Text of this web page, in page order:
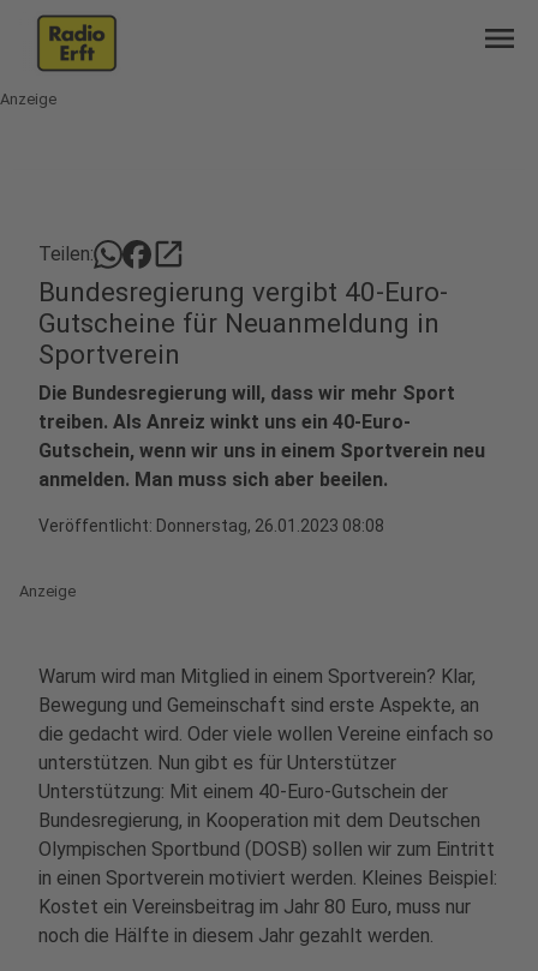
menu
Anzeige
Teilen: open_in_new
Bundesregierung vergibt 40-Euro-
Gutscheine für Neuanmeldung in
Sportverein
Die Bundesregierung will, dass wir mehr Sport
treiben. Als Anreiz winkt uns ein 40-Euro-
Gutschein, wenn wir uns in einem Sportverein neu
anmelden. Man muss sich aber beeilen.
Veröffentlicht: Donnerstag, 26.01.2023 08:08
Anzeige
Warum wird man Mitglied in einem Sportverein? Klar,
Bewegung und Gemeinschaft sind erste Aspekte, an
die gedacht wird. Oder viele wollen Vereine einfach so
unterstützen. Nun gibt es für Unterstützer
Unterstützung: Mit einem 40-Euro-Gutschein der
Bundesregierung, in Kooperation mit dem Deutschen
Olympischen Sportbund (DOSB) sollen wir zum Eintritt
in einen Sportverein motiviert werden. Kleines Beispiel:
Kostet ein Vereinsbeitrag im Jahr 80 Euro, muss nur
noch die Hälfte in diesem Jahr gezahlt werden.